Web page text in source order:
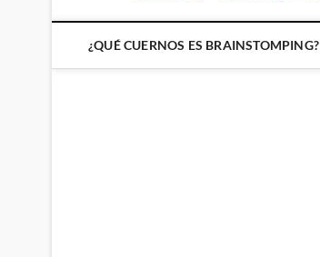
¿QUÉ CUERNOS ES BRAINSTOMPING?